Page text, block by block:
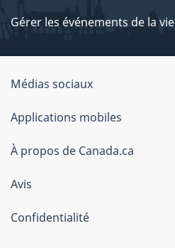
Gérer les événements de la vie
Organisation
du
gouvernement
du
Canada
Médias sociaux
Applications mobiles
À propos de Canada.ca
Avis
Confidentialité